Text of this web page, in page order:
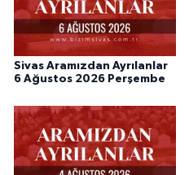
Sivas Aramızdan Ayrılanlar
6 Ağustos 2026 Perşembe